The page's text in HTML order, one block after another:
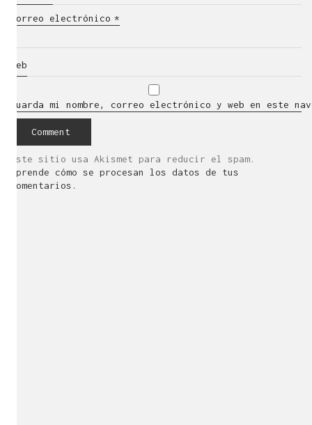
Correo electrónico *
Web
Guarda mi nombre, correo electrónico y web en este
Este sitio usa Akismet para reducir el spam.
Aprende cómo se procesan los datos de tus
comentarios.